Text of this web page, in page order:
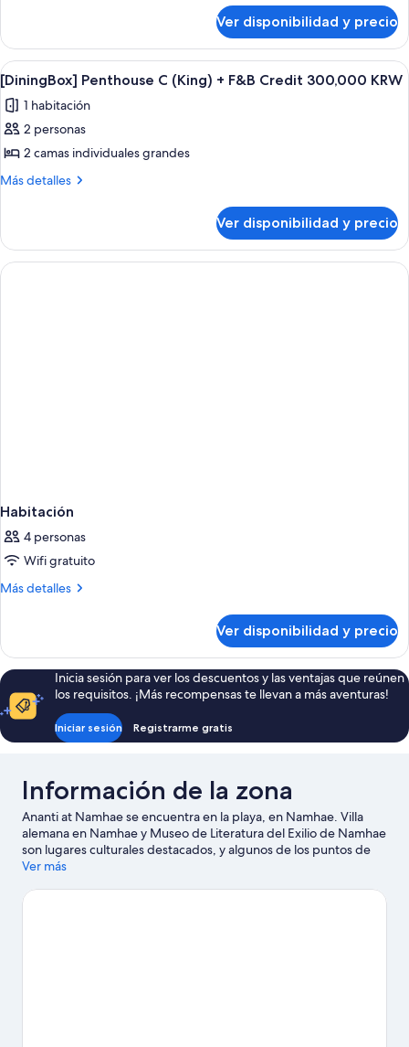
(King)
+
F&B
Credit
300,000
KRW
Penthouse
C
(King)
+
F&B
Credit
KRW
Ver disponibilidad y precio
Ver
todas
las
fotos
de
[DiningBox]
(King)
+
F&B
Un balcón con sillas de mimbre y
5
[DiningBox] Penthouse C (King) + F&B Credit 300,000 KRW
1 habitación
2 personas
2 camas individuales grandes
Más detalles
Más
Penthouse
C
(King)
Ver disponibilidad y precio
Habitación
4 personas
Wifi gratuito
Más detalles
Más
Ver disponibilidad y precio
Inicia sesión para ver los descuentos y las ventajas que reúnen
los requisitos. ¡Más recompensas te llevan a más aventuras!
Iniciar sesión Registrarme gratis
Información de la zona
Ananti at Namhae se encuentra en la playa, en Namhae. Villa
alemana en Namhae y Museo de Literatura del Exilio de Namhae
son lugares culturales destacados, y algunos de los puntos de
interés del área incluyen Jardín Seomi y Proyecto de Almacén
mientras estás en la ciudad? Échale un vistazo a lo que sucede
Ver más